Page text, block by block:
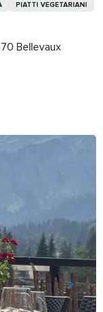
PIATTI VEGETARIANI
Bellevaux